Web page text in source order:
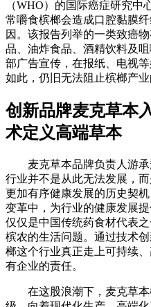
（WHO）的国际癌症研究
常嚼食槟榔会造成口腔黏膜
因。该报告列举的一类致癌
品、油炸食品、酒精饮料及
部广告宣传，在报纸、电视
如此，仍旧无法阻止槟榔产业
创新品牌麦克草本
术定义高端草本
麦克草本品牌负责人游
行业并不是从此无法发展，
更加有序健康发展的历史契
变革中，为行业的健康发展
仅仅是中国传统药食材代表
槟农的生活问题。通过技术
榔这个行业真正走上可持续
有企业的责任。
在这股浪潮下，麦克草